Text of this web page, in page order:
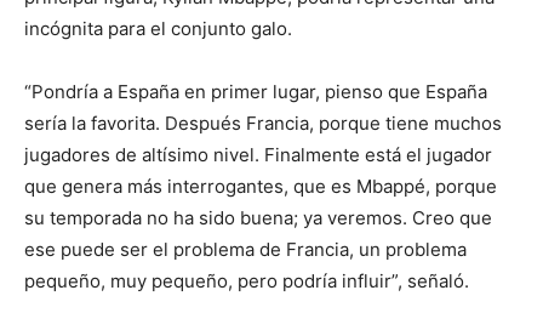
incógnita para el conjunto galo.
“Pondría a España en primer lugar, pienso que España
sería la favorita. Después Francia, porque tiene muchos
jugadores de altísimo nivel. Finalmente está el jugador
que genera más interrogantes, que es Mbappé, porque
su temporada no ha sido buena; ya veremos. Creo que
ese puede ser el problema de Francia, un problema
pequeño, muy pequeño, pero podría influir”, señaló.